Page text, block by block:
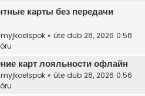
карты без передачи
myjkoelspok « úte dub 28, 2026 0:58
карт лояльности офлайн
myjkoelspok « úte dub 28, 2026 0:56